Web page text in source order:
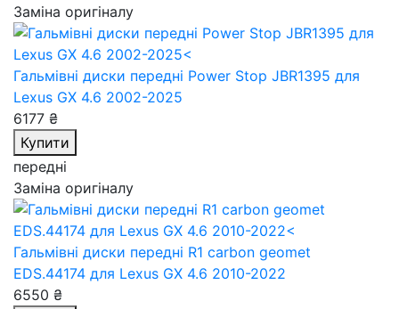
Заміна оригіналу
Гальмівні диски передні Power Stop JBR1395 для
Lexus GX 4.6 2002-2025
6177 ₴
Купити
передні
Заміна оригіналу
Гальмівні диски передні R1 carbon geomet
EDS.44174 для Lexus GX 4.6 2010-2022
6550 ₴